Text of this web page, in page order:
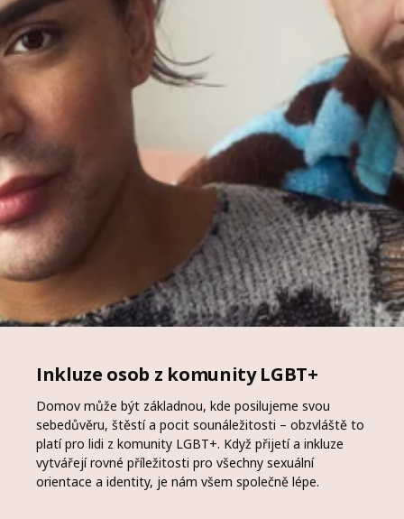
Inkluze osob z komunity LGBT+
Domov může být základnou, kde posilujeme svou
sebedůvěru, štěstí a pocit sounáležitosti – obzvláště to
platí pro lidi z komunity LGBT+. Když přijetí a inkluze
vytvářejí rovné příležitosti pro všechny sexuální
orientace a identity, je nám všem společně lépe.